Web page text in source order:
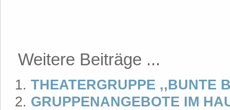
Weitere Beiträge ...
THEATERGRUPPE ,,BUNTE
GRUPPENANGEBOTE IM